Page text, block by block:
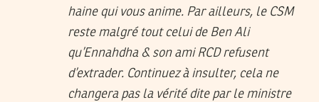
haine qui vous anime. Par ailleurs, le CSM
reste malgré tout celui de Ben Ali
qu’Ennahdha & son ami RCD refusent
d’extrader. Continuez à insulter, cela ne
changera pas la vérité dite par le ministre